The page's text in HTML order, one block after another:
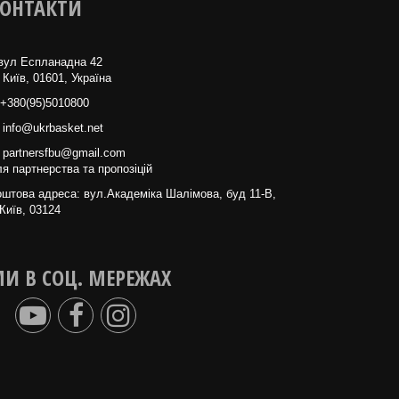
Еспланадна 42
01601, Україна
+380(95)5010800
info@ukrbasket.net
partnersfbu@gmail.com
партнерства та пропозіцій
адреса: вул.Академіка Шалімова, буд 11-В,
03124
В СОЦ. МЕРЕЖАХ